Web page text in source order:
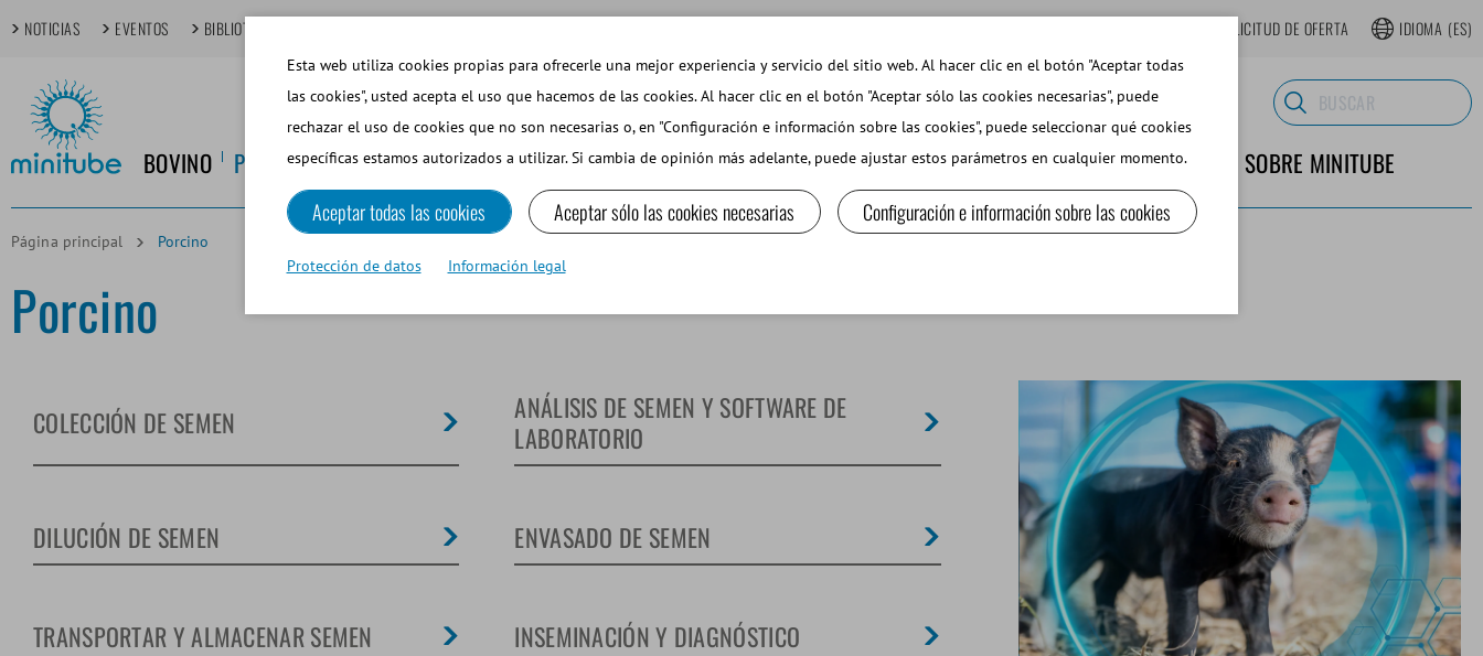
NOTICIAS EVENTOS BIBLIOTECA MULTIMEDIA SOLICITUD DE OFERTA IDIOMA (ES)
BOVINO PORCINO EQUINO CANINO PEQUEÑOS RUMIANTES Y CAMÉLIDOS EQUIPOS Y MATERIALES DE LABORATORIO SOBRE MINITUBE
Página principal Porcino
Porcino
COLECCIÓN DE SEMEN
ANÁLISIS DE SEMEN Y SOFTWARE DE
LABORATORIO
DILUCIÓN DE SEMEN ENVASADO DE SEMEN
TRANSPORTAR Y ALMACENAR SEMEN INSEMINACIÓN Y DIAGNÓSTICO
Esta web utiliza cookies propias para ofrecerle una mejor experiencia y servicio del sitio web. Al hacer clic en el botón "Aceptar todas
las cookies", usted acepta el uso que hacemos de las cookies. Al hacer clic en el botón "Aceptar sólo las cookies necesarias", puede
rechazar el uso de cookies que no son necesarias o, en "Configuración e información sobre las cookies", puede seleccionar qué cookies
específicas estamos autorizados a utilizar. Si cambia de opinión más adelante, puede ajustar estos parámetros en cualquier momento.
Aceptar todas las cookies Aceptar sólo las cookies necesarias Configuración e información sobre las cookies
Protección de datos Información legal